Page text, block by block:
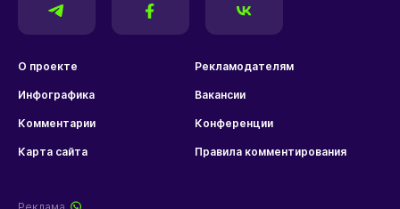
О проекте Рекламодателям
Инфографика Вакансии
Комментарии Конференции
Карта сайта Правила комментирования